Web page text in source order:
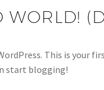
WORLD!
This is your
start blogging!